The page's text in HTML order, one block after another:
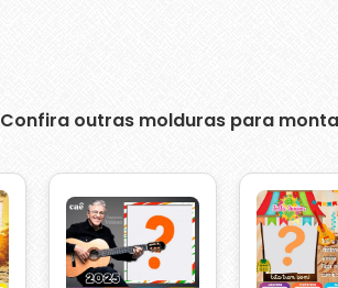
Confira outras molduras para